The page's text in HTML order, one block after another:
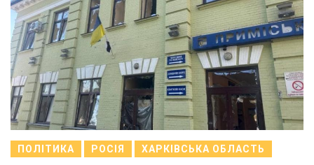
ПОЛІТИКА РОСІЯ ХАРКІВСЬКА ОБЛАСТЬ